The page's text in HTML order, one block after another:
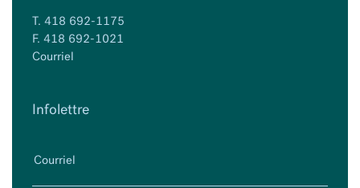
T. 418 692-1175
F. 418 692-1021
Courriel
Infolettre